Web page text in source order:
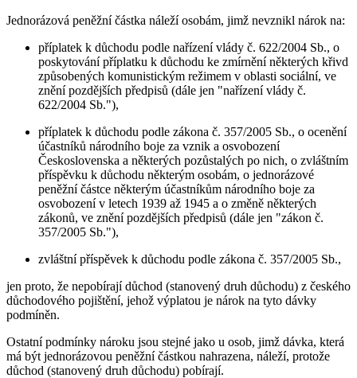
Jednorázová peněžní částka náleží osobám, jimž nevznikl nárok na:
příplatek k důchodu podle nařízení vlády č. 622/2004 Sb., o
poskytování příplatku k důchodu ke zmírnění některých křivd
způsobených komunistickým režimem v oblasti sociální, ve
znění pozdějších předpisů (dále jen "nařízení vlády č.
622/2004 Sb."),
příplatek k důchodu podle zákona č. 357/2005 Sb., o ocenění
účastníků národního boje za vznik a osvobození
Československa a některých pozůstalých po nich, o zvláštním
příspěvku k důchodu některým osobám, o jednorázové
peněžní částce některým účastníkům národního boje za
osvobození v letech 1939 až 1945 a o změně některých
zákonů, ve znění pozdějších předpisů (dále jen "zákon č.
357/2005 Sb."),
zvláštní příspěvek k důchodu podle zákona č. 357/2005 Sb.,
jen proto, že nepobírají důchod (stanovený druh důchodu) z českého
důchodového pojištění, jehož výplatou je nárok na tyto dávky
podmíněn.
Ostatní podmínky nároku jsou stejné jako u osob, jimž dávka, která
má být jednorázovou peněžní částkou nahrazena, náleží, protože
důchod (stanovený druh důchodu) pobírají.